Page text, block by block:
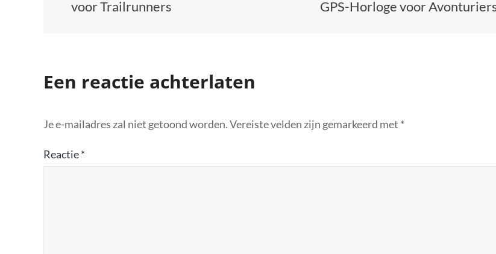
voor Trailrunners
GPS-Horloge voor
Een reactie achterlaten
Je e-mailadres zal niet getoond worden.Vereiste velden zijn gemarkeerd met *
Reactie*